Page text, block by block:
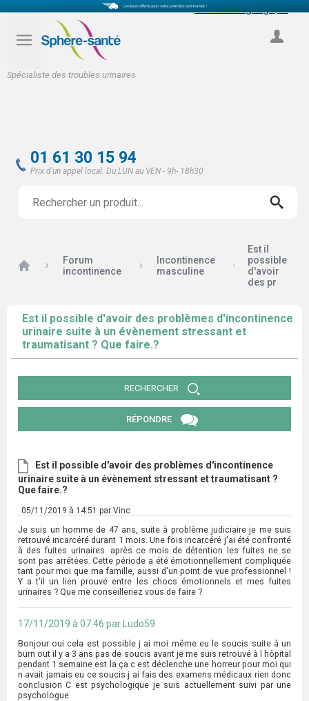
Spécialiste des troubles urinaires
Select Language
01 61 30 15 94
Prix d'un appel local. Du LUN au VEN - 9h- 18h30
Accueil
Forum
incontinence
Incontinence
masculine
Est il
possible
d'avoir
des pr
Est il possible d'avoir des problèmes d'incontinence
urinaire suite à un évènement stressant et
traumatisant ? Que faire.?
RECHERCHER
RÉPONDRE
Est il possible d'avoir des problèmes d'incontinence
urinaire suite à un évènement stressant et traumatisant ?
Que faire.?
05/11/2019 à 14:51 par Vinc
Je suis un homme de 47 ans, suite à problème judiciaire je me suis
retrouvé incarcéré durant 1 mois. Une fois incarcéré j'ai été confronté
à des fuites urinaires. après ce mois de détention les fuites ne se
sont pas arrêtées. Cette période a été émotionnellement compliquée
tant pour moi que ma famille, aussi d'un point de vue professionnel !
Y a t'il un lien prouvé entre les chocs émotionnels et mes fuites
urinaires ? Que me conseilleriez vous de faire ?
17/11/2019 à 07:46 par Ludo59
Bonjour oui cela est possible j ai moi même eu le soucis suite à un
burn out il y a 3 ans pas de soucis avant je me suis retrouvé à l hôpital
pendant 1 semaine est la ça c est déclenche une horreur pour moi qui
n avait jamais eu ce soucis j ai fais des examens médicaux rien donc
conclusion C est psychologique je suis actuellement suivi par une
psychologue